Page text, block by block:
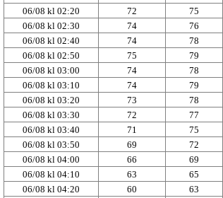
06/08 kl 02:20
72
75
06/08 kl 02:30
74
76
06/08 kl 02:40
74
78
06/08 kl 02:50
75
79
06/08 kl 03:00
74
78
06/08 kl 03:10
74
79
06/08 kl 03:20
73
78
06/08 kl 03:30
72
77
06/08 kl 03:40
71
75
06/08 kl 03:50
69
72
06/08 kl 04:00
66
69
06/08 kl 04:10
63
65
06/08 kl 04:20
60
63